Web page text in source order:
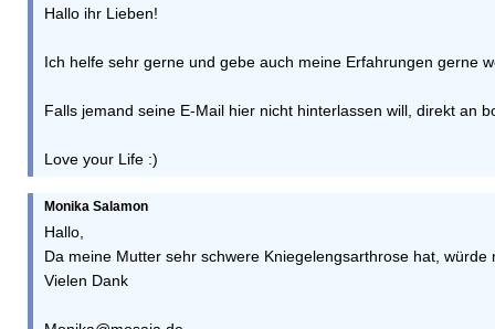
Hallo ihr Lieben!
Ich helfe sehr gerne und gebe auch meine Erfahrungen gerne
Falls jemand seine E-Mail hier nicht hinterlassen will, direkt an
Love your Life :)
Monika Salamon
Hallo,
Da meine Mutter sehr schwere Kniegelengsarthrose hat,
Vielen Dank